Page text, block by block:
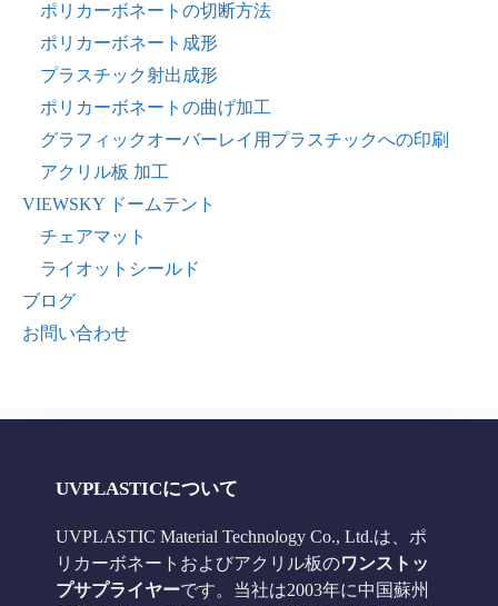
ポリカーボネートの切断方法
ポリカーボネート成形
プラスチック射出成形
ポリカーボネートの曲げ加工
グラフィックオーバーレイ用プラスチックへの印刷
アクリル板 加工
VIEWSKY ドームテント
チェアマット
ライオットシールド
ブログ
お問い合わせ
UVPLASTICについて
UVPLASTIC Material Technology Co., Ltd.は、ポ
リカーボネートおよびアクリル板のワンストッ
プサプライヤーです。当社は2003年に中国蘇州